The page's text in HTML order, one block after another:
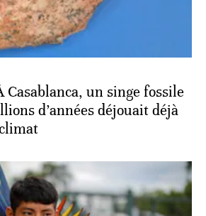
Casablanca, un singe fossile
d’années déjouait déjà